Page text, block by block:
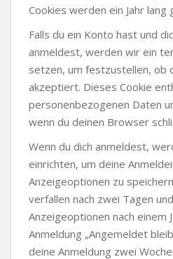
Cookies werden ein Jahr lang
Falls du ein Konto hast und
anmeldest, werden wir ein
setzen, um festzustellen, ob
akzeptiert. Dieses Cookie
personenbezogenen Daten
wenn du deinen Browser
Wenn du dich anmeldest,
einrichten, um deine
Anzeigeoptionen zu
verfallen nach zwei Tagen
Anzeigeoptionen nach einem
Anmeldung „Angemeldet
deine Anmeldung zwei